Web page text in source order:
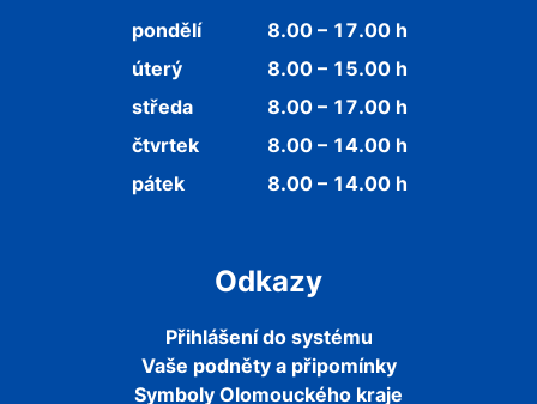
pondělí
8.00 – 17.00 h
úterý
8.00 – 15.00 h
středa
8.00 – 17.00 h
čtvrtek
8.00 – 14.00 h
pátek
8.00 – 14.00 h
Odkazy
Přihlášení do systému
Vaše podněty a připomínky
Symboly Olomouckého kraje